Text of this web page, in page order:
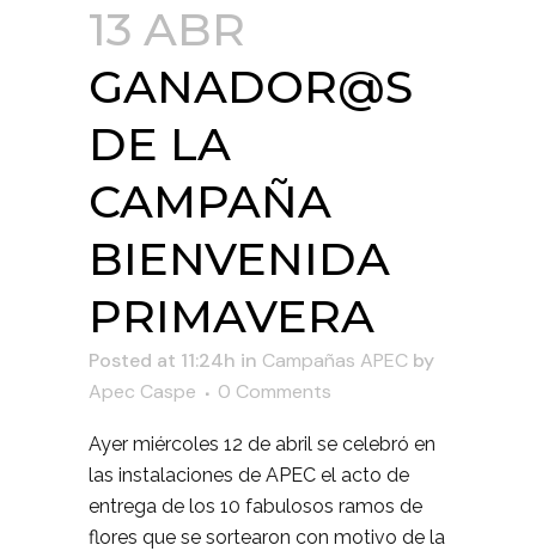
13 ABR
GANADOR@S
DE LA
CAMPAÑA
BIENVENIDA
PRIMAVERA
Posted at 11:24h in Campañas APEC by
Apec Caspe
0 Comments
Ayer miércoles 12 de abril se celebró en
las instalaciones de APEC el acto de
entrega de los 10 fabulosos ramos de
flores que se sortearon con motivo de la